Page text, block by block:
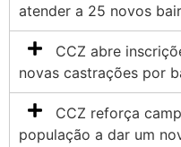
atender a 25 novos
CCZ abre
novas castrações por
CCZ reforça
população a dar um